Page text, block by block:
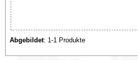
Abgebildet: 1-1 Produkte